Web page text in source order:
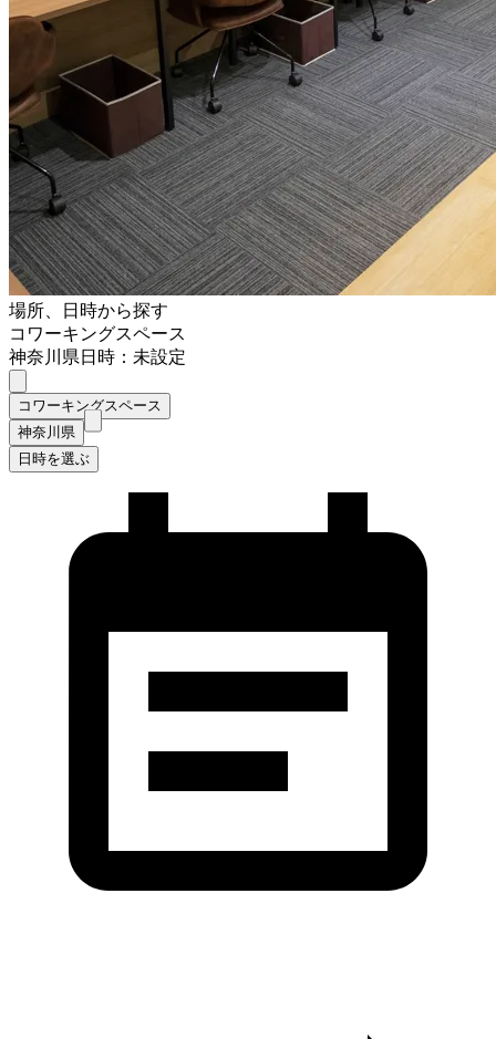
場所、日時から探す
コワーキングスペース
神奈川県日時：未設定
コワーキングスペース
神奈川県
日時を選ぶ